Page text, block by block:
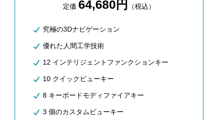
定価 64,680円 （税込）
究極の3Dナビゲーション
優れた人間工学技術
12 インテリジェントファンクションキー
10 クイックビューキー
8 キーボードモディファイアキー
3 個のカスタムビューキー